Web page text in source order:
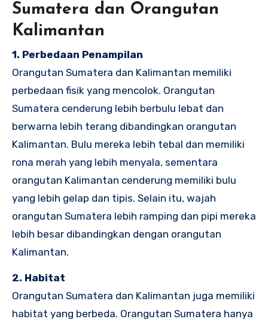
Sumatera dan Orangutan
Kalimantan
1. Perbedaan Penampilan
Orangutan Sumatera dan Kalimantan memiliki
perbedaan fisik yang mencolok. Orangutan
Sumatera cenderung lebih berbulu lebat dan
berwarna lebih terang dibandingkan orangutan
Kalimantan. Bulu mereka lebih tebal dan memiliki
rona merah yang lebih menyala, sementara
orangutan Kalimantan cenderung memiliki bulu
yang lebih gelap dan tipis. Selain itu, wajah
orangutan Sumatera lebih ramping dan pipi mereka
lebih besar dibandingkan dengan orangutan
Kalimantan.
2. Habitat
Orangutan Sumatera dan Kalimantan juga memiliki
habitat yang berbeda. Orangutan Sumatera hanya